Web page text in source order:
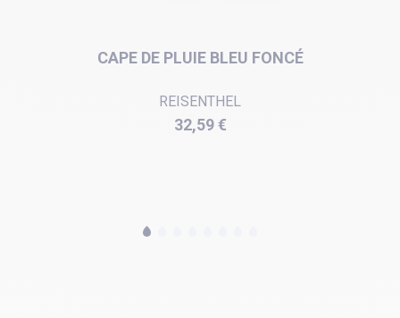
CAPE DE PLUIE BLEU FONCÉ
REISENTHEL
Prix
32,59 €